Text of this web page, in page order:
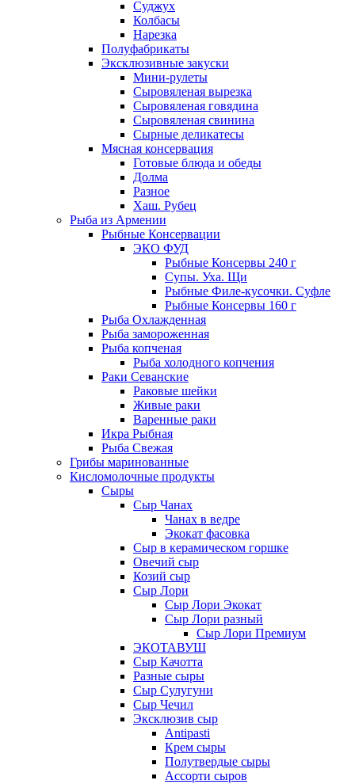
Суджух
Колбасы
Нарезка
Полуфабрикаты
Эксклюзивные закуски
Мини-рулеты
Сыровяленая вырезка
Сыровяленая говядина
Сыровяленая свинина
Сырные деликатесы
Мясная консервация
Готовые блюда и обеды
Долма
Разное
Хаш. Рубец
Рыба из Армении
Рыбные Консервации
ЭКО ФУД
Рыбные Консервы 240 г
Супы. Уха. Щи
Рыбные Филе-кусочки. Суфле
Рыбные Консервы 160 г
Рыба Охлажденная
Рыба замороженная
Рыба копченая
Рыба холодного копчения
Раки Севанские
Раковые шейки
Живые раки
Варенные раки
Икра Рыбная
Рыба Свежая
Грибы маринованные
Кисломолочные продукты
Сыры
Сыр Чанах
Чанах в ведре
Экокат фасовка
Сыр в керамическом горшке
Овечий сыр
Козий сыр
Сыр Лори
Сыр Лори Экокат
Сыр Лори разный
Сыр Лори Премиум
ЭКОТАВУШ
Сыр Качотта
Разные сыры
Сыр Сулугуни
Сыр Чечил
Эксклюзив сыр
Antipasti
Крем сыры
Полутвердые сыры
Ассорти сыров